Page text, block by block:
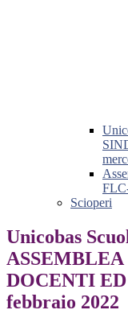
Scioperi
Unicobas
DOCENTI
febbraio 2022